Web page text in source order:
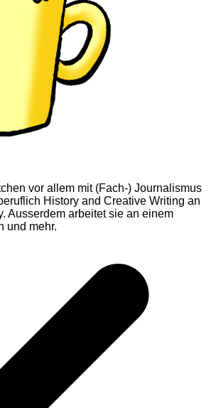
vor allem mit (Fach-) Journalismus
History and Creative Writing an
Ausserdem arbeitet sie an einem
und mehr.